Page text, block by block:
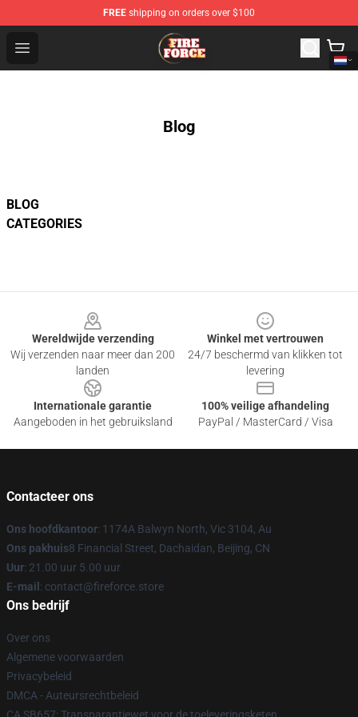
FREE shipping on orders over $100
Open menu
Fire Force Store - Official Fire Force Merchandise Shop
Blog
BLOG
CATEGORIES
Wereldwijde verzending
Wij verzenden naar meer dan 200
landen
Winkel met vertrouwen
24/7 beschermd van klikken tot
levering
Internationale garantie
Aangeboden in het gebruiksland
100% veilige afhandeling
PayPal / MasterCard / Visa
Contacteer ons
Ons hoofdkantoor: 1174A Balwyn North, Vic 3104, Au
Ons pakhuis8 Financial Street, Dachaidan, Beijing, CN
Uur: 21.00 uur 5.00 uur
E-mail : contact@fireforce.store
Ons bedrijf
Over ons
Algemene voorwaarden
Privacybeleid
DMCA - Auteursrechtbeleid